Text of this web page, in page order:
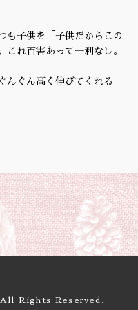
も子供を「子供だからこの
れ百害あって一利なし。
んぐん高く伸びてくれる
Rights Reserved.